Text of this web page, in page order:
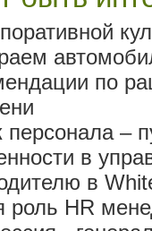
по
персонала –
в
в
роль HR